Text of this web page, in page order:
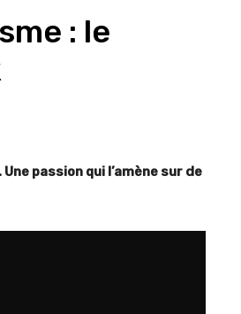
: le
passion qui l’amène sur de